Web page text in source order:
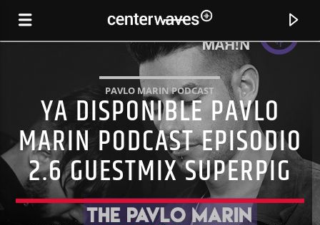
PAVLO MARIN PODCAST
YA DISPONIBLE PAVLO
MARIN PODCAST EPISODIO
2.6 GUESTMIX SUPERPIG